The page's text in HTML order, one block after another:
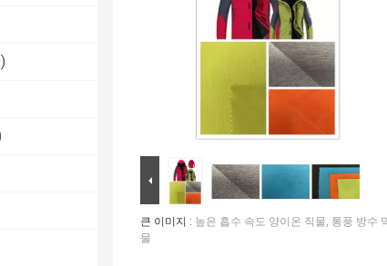
큰 이미지 : 높은 흡수 속도 양이온 직물, 통풍 방수
물